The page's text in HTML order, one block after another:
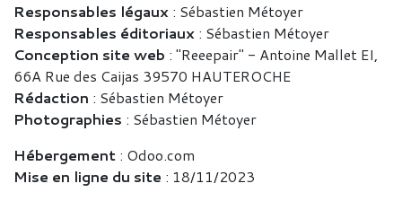
Responsables légaux : Sébastien Métoyer
Responsables éditoriaux : Sébastien Métoyer
Conception site web : "Reeepair" - Antoine Mallet EI,
66A Rue des Caijas 39570 HAUTEROCHE
Rédaction : Sébastien Métoyer
Photographies : Sébastien Métoyer
Hébergement : Odoo.com
Mise en ligne du site : 18/11/2023